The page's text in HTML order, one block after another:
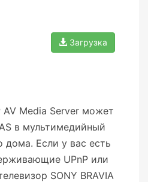
Загрузка
Media Server может
в мультимедийный
дома. Если у вас есть
UPnP или
SONY BRAVIA